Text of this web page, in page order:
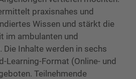
praxisnahes und
Wissen und stärkt die
im ambulanten und
Die Inhalte werden in sechs
Learning-Format (Online- und
Teilnehmende